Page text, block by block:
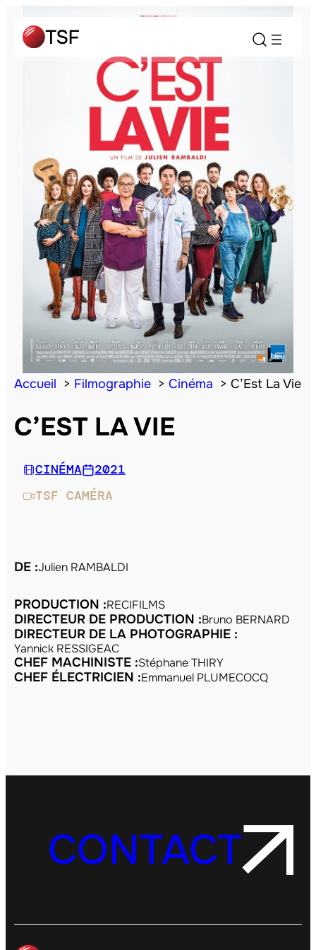
Accueil Filmographie Cinéma C’Est La Vie
C’EST LA VIE
CINÉMA
2021
TSF CAMÉRA
DE :Julien RAMBALDI
PRODUCTION :RECIFILMS
DIRECTEUR DE PRODUCTION :Bruno BERNARD
DIRECTEUR DE LA PHOTOGRAPHIE :
Yannick RESSIGEAC
CHEF MACHINISTE :Stéphane THIRY
CHEF ÉLECTRICIEN :Emmanuel PLUMECOCQ
CONTACT